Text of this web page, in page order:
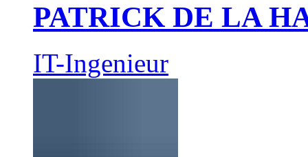
PATRICK DE LA
IT-Ingenieur